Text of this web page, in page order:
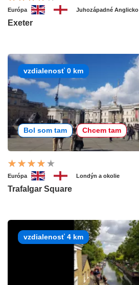
Európa Juhozápadné Anglicko
Exeter
vzdialenosť 0 km
Bol som tam Chcem tam
Európa Londýn a okolie
Trafalgar Square
vzdialenosť 4 km